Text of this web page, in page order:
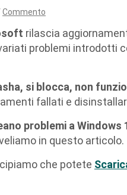
Commento
rilascia
problemi introdotti
si blocca, non
fallati e
problemi a Windows
in questo articolo.
che potete